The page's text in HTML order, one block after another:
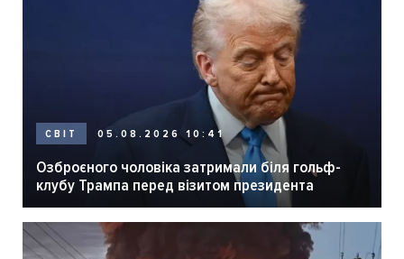
СВІТ 05.08.2026 10:41
Озброєного чоловіка затримали біля гольф-
клубу Трампа перед візитом президента